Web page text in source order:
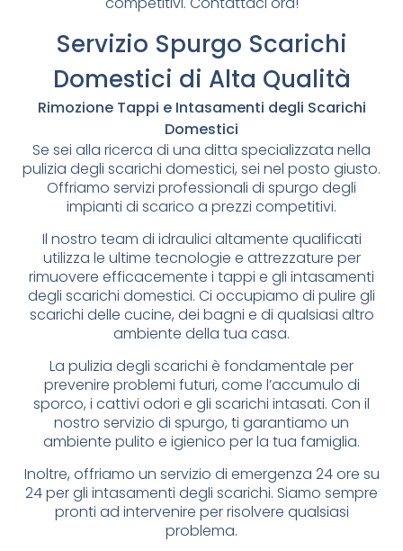
Servizio Spurgo Scarichi
Domestici di Alta Qualità
Rimozione Tappi e Intasamenti degli Scarichi
Domestici
Se sei alla ricerca di una ditta specializzata nella
pulizia degli scarichi domestici, sei nel posto giusto.
Offriamo servizi professionali di spurgo degli
impianti di scarico a prezzi competitivi.
Il nostro team di idraulici altamente qualificati
utilizza le ultime tecnologie e attrezzature per
rimuovere efficacemente i tappi e gli intasamenti
degli scarichi domestici. Ci occupiamo di pulire gli
scarichi delle cucine, dei bagni e di qualsiasi altro
ambiente della tua casa.
La pulizia degli scarichi è fondamentale per
prevenire problemi futuri, come l’accumulo di
sporco, i cattivi odori e gli scarichi intasati. Con il
nostro servizio di spurgo, ti garantiamo un
ambiente pulito e igienico per la tua famiglia.
Inoltre, offriamo un servizio di emergenza 24 ore su
24 per gli intasamenti degli scarichi. Siamo sempre
pronti ad intervenire per risolvere qualsiasi
problema.